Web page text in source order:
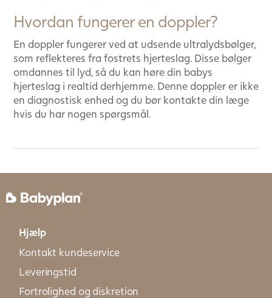
Hvordan fungerer en doppler?
En doppler fungerer ved at udsende ultralydsbølger,
som reflekteres fra fostrets hjerteslag. Disse bølger
omdannes til lyd, så du kan høre din babys
hjerteslag i realtid derhjemme. Denne doppler er ikke
en diagnostisk enhed og du bør kontakte din læge
hvis du har nogen spørgsmål.
Hjælp
Kontakt kundeservice
Leveringstid
Fortrolighed og diskretion